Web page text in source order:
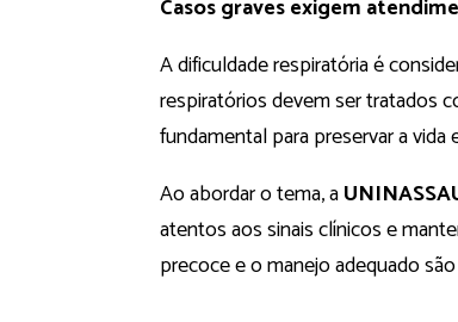
Casos graves exigem
A dificuldade respiratória é
respiratórios devem ser tratados
fundamental para preservar a
Ao abordar o tema, a
atentos aos sinais clínicos e
precoce e o manejo adequado